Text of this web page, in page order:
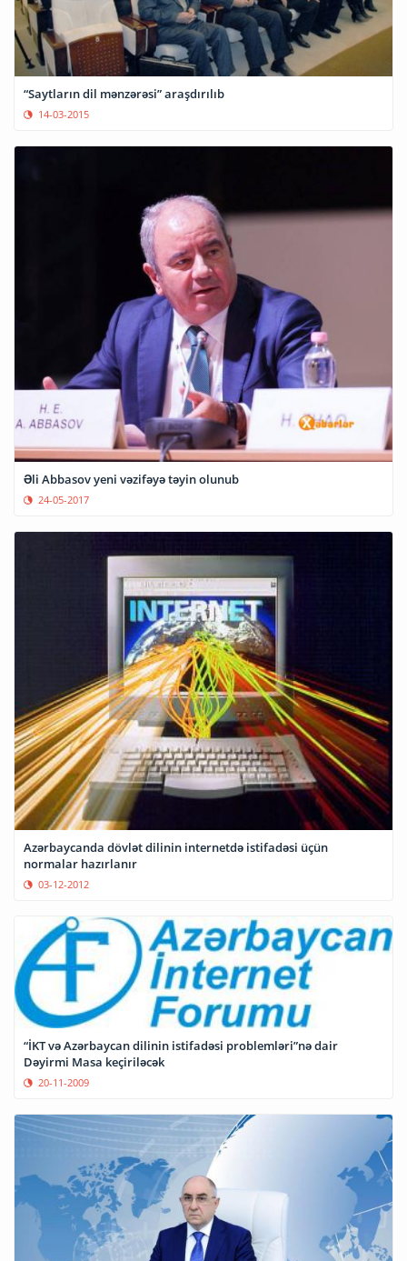
“Saytların dil mənzərəsi” araşdırılıb
14-03-2015
Əli Abbasov yeni vəzifəyə təyin olunub
24-05-2017
Azərbaycanda dövlət dilinin internetdə istifadəsi üçün
normalar hazırlanır
03-12-2012
“İKT və Azərbaycan dilinin istifadəsi problemləri”nə dair
Dəyirmi Masa keçiriləcək
20-11-2009